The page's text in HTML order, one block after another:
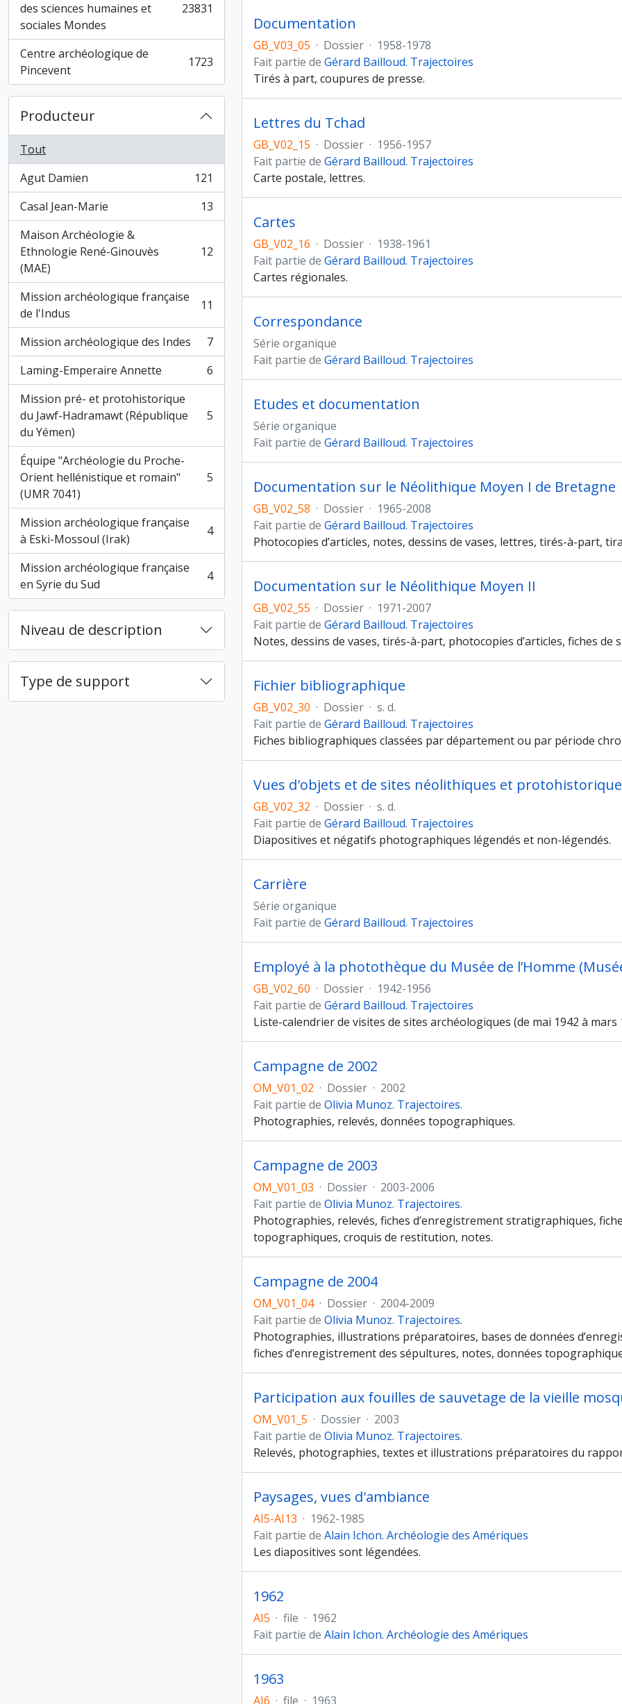
des sciences humaines et
sociales Mondes
, 23831 résultats 23831
Centre archéologique de
Pincevent
, 1723 résultats 1723
Producteur
Tout
Agut Damien
, 121 résultats
121
Casal Jean-Marie
, 13 résultats
13
Maison Archéologie &
Ethnologie René-Ginouvès
(MAE)
, 12 résultats 12
Mission archéologique française
de l'Indus
, 11 résultats 11
Mission archéologique des Indes
, 7 résultats
7
Laming-Emperaire Annette
, 6 résultats
6
Mission pré- et protohistorique
du Jawf-Hadramawt (République
du Yémen)
, 5 résultats 5
Équipe "Archéologie du Proche-
Orient hellénistique et romain"
(UMR 7041)
, 5 résultats 5
Mission archéologique française
à Eski-Mossoul (Irak)
, 4 résultats 4
Mission archéologique française
en Syrie du Sud
, 4 résultats 4
Niveau de description
Type de support
Documentation
GB_V03_05 · Dossier · 1958-1978
Fait partie de Gérard Bailloud. Trajectoires
Tirés à part, coupures de presse.
Lettres du Tchad
GB_V02_15 · Dossier · 1956-1957
Fait partie de Gérard Bailloud. Trajectoires
Carte postale, lettres.
Cartes
GB_V02_16 · Dossier · 1938-1961
Fait partie de Gérard Bailloud. Trajectoires
Cartes régionales.
Correspondance
Série organique
Fait partie de Gérard Bailloud. Trajectoires
Etudes et documentation
Série organique
Fait partie de Gérard Bailloud. Trajectoires
Documentation sur le Néolithique Moyen I de Bretagne
GB_V02_58 · Dossier · 1965-2008
Fait partie de Gérard Bailloud. Trajectoires
Photocopies d’articles, notes, dessins de vases, lettres, tirés-à-part,
Documentation sur le Néolithique Moyen II
GB_V02_55 · Dossier · 1971-2007
Fait partie de Gérard Bailloud. Trajectoires
Notes, dessins de vases, tirés-à-part, photocopies d’articles, fiches de
Fichier bibliographique
GB_V02_30 · Dossier · s. d.
Fait partie de Gérard Bailloud. Trajectoires
Fiches bibliographiques classées par département ou par période
Vues d'objets et de sites néolithiques et
GB_V02_32 · Dossier · s. d.
Fait partie de Gérard Bailloud. Trajectoires
Diapositives et négatifs photographiques légendés et non-légendés.
Carrière
Série organique
Fait partie de Gérard Bailloud. Trajectoires
Employé à la photothèque du Musée de l’Homme
GB_V02_60 · Dossier · 1942-1956
Fait partie de Gérard Bailloud. Trajectoires
Liste-calendrier de visites de sites archéologiques (de mai 1942 à mars
Campagne de 2002
OM_V01_02 · Dossier · 2002
Fait partie de Olivia Munoz. Trajectoires.
Photographies, relevés, données topographiques.
Campagne de 2003
OM_V01_03 · Dossier · 2003-2006
Fait partie de Olivia Munoz. Trajectoires.
Photographies, relevés, fiches d’enregistrement stratigraphiques,
topographiques, croquis de restitution, notes.
Campagne de 2004
OM_V01_04 · Dossier · 2004-2009
Fait partie de Olivia Munoz. Trajectoires.
Photographies, illustrations préparatoires, bases de données
fiches d’enregistrement des sépultures, notes, données
Participation aux fouilles de sauvetage de la vieille
OM_V01_5 · Dossier · 2003
Fait partie de Olivia Munoz. Trajectoires.
Relevés, photographies, textes et illustrations préparatoires du
Paysages, vues d'ambiance
AI5-AI13 · 1962-1985
Fait partie de Alain Ichon. Archéologie des Amériques
Les diapositives sont légendées.
1962
AI5 · file · 1962
Fait partie de Alain Ichon. Archéologie des Amériques
1963
AI6 · file · 1963